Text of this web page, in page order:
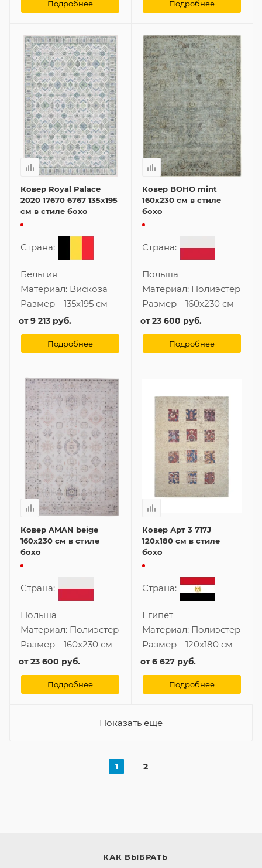
Подробнее Подробнее
Ковер Royal Palace
2020 17670 6767 135x195
см в стиле бохо
Страна:
Бельгия
Материал: Вискоза
Размер—135x195 см
от9 213 руб.
Подробнее
Ковер BOHO mint
160x230 см в стиле
бохо
Страна:
Польша
Материал: Полиэстер
Размер—160x230 см
от23 600 руб.
Подробнее
Ковер AMAN beige
160x230 см в стиле
бохо
Страна:
Польша
Материал: Полиэстер
Размер—160x230 см
от23 600 руб.
Подробнее
Ковер Арт 3 717J
120x180 см в стиле
бохо
Страна:
Египет
Материал: Полиэстер
Размер—120x180 см
от6 627 руб.
Подробнее
Показать еще
1 2
КАК ВЫБРАТЬ